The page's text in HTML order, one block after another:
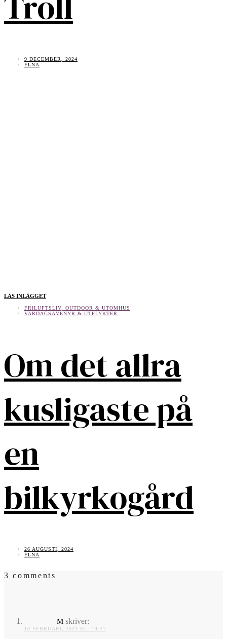
9 DECEMBER, 2024
ELNA
LÄS INLÄGGET
FRILUFTSLIV, OUTDOOR & UTOMHUS
VARDAGSÄVENYR & UTFLYKTER
Om det allra
kusligaste på
en
bilkyrkogård
26 AUGUSTI, 2024
ELNA
3 comments
M skriver:
10 FEBRUARI, 2021 KL. 14:21